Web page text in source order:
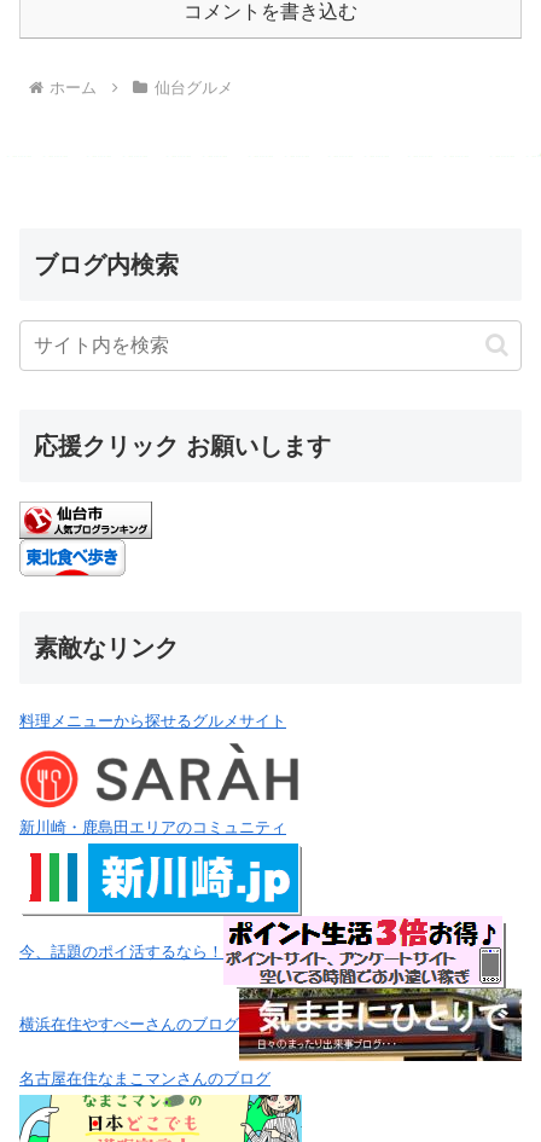
コメントを書き込む
ホーム 仙台グルメ
ブログ内検索
応援クリック お願いします
素敵なリンク
料理メニューから探せるグルメサイト
新川崎・鹿島田エリアのコミュニティ
今、話題のポイ活するなら！
横浜在住やすべーさんのブログ
名古屋在住なまこマンさんのブログ